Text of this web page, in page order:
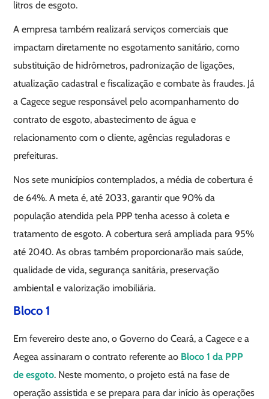
litros de esgoto.
A empresa também realizará serviços comerciais que
impactam diretamente no esgotamento sanitário, como
substituição de hidrômetros, padronização de ligações,
atualização cadastral e fiscalização e combate às fraudes. Já
a Cagece segue responsável pelo acompanhamento do
contrato de esgoto, abastecimento de água e
relacionamento com o cliente, agências reguladoras e
prefeituras.
Nos sete municípios contemplados, a média de cobertura é
de 64%. A meta é, até 2033, garantir que 90% da
população atendida pela PPP tenha acesso à coleta e
tratamento de esgoto. A cobertura será ampliada para 95%
até 2040. As obras também proporcionarão mais saúde,
qualidade de vida, segurança sanitária, preservação
ambiental e valorização imobiliária.
Bloco 1
Em fevereiro deste ano, o Governo do Ceará, a Cagece e a
Aegea assinaram o contrato referente ao Bloco 1 da PPP
de esgoto. Neste momento, o projeto está na fase de
operação assistida e se prepara para dar início às operações